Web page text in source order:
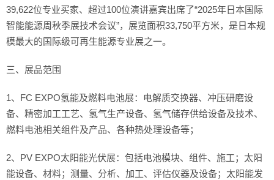
39,622位专业买家、超过100位演讲嘉宾出席了“2025年日本国际
智能能源周秋季展技术会议”，展览面积33,750平方米，是日本规
模最大的国际级可再生能源专业展之一。
三、展品范围
1、FC EXPO氢能及燃料电池展：电解质交换器、冲压研磨设
备、精密加工工艺、氢气生产设备、氢气储存供给设备及技术、
燃料电池相关组件及产品、各种热处理设备等；
2、PV EXPO太阳能光伏展：包括电池模块、组件、施工；太阳
能设备、材料；测量、分析、加工、评估仪器及设备；太阳能发